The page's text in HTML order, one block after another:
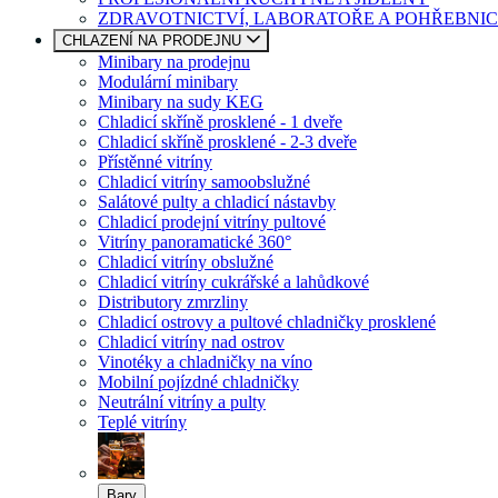
ZDRAVOTNICTVÍ, LABORATOŘE A
CHLAZENÍ NA PRODEJNU
Minibary na prodejnu
Modulární minibary
Minibary na sudy KEG
Chladicí skříně prosklené - 1 dveře
Chladicí skříně prosklené - 2-3 dveře
Přístěnné vitríny
Chladicí vitríny samoobslužné
Salátové pulty a chladicí nástavby
Chladicí prodejní vitríny pultové
Vitríny panoramatické 360°
Chladicí vitríny obslužné
Chladicí vitríny cukrářské a lahůdkové
Distributory zmrzliny
Chladicí ostrovy a pultové chladničky prosklené
Chladicí vitríny nad ostrov
Vinotéky a chladničky na víno
Mobilní pojízdné chladničky
Neutrální vitríny a pulty
Teplé vitríny